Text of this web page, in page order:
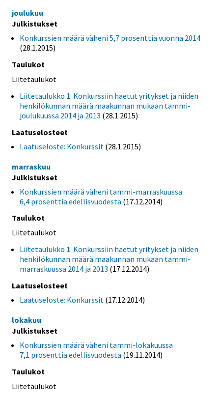
joulukuu
Julkistukset
Konkurssien määrä väheni 5,7 prosenttia vuonna 2014
(28.1.2015)
Taulukot
Liitetaulukot
Liitetaulukko 1. Konkurssiin haetut yritykset ja niiden
henkilökunnan määrä maakunnan mukaan tammi-
joulukuussa 2014 ja 2013 (28.1.2015)
Laatuselosteet
Laatuseloste: Konkurssit (28.1.2015)
marraskuu
Julkistukset
Konkurssien määrä väheni tammi-marraskuussa
6,4 prosenttia edellisvuodesta (17.12.2014)
Taulukot
Liitetaulukot
Liitetaulukko 1. Konkurssiin haetut yritykset ja niiden
henkilökunnan määrä maakunnan mukaan tammi-
marraskuussa 2014 ja 2013 (17.12.2014)
Laatuselosteet
Laatuseloste: Konkurssit (17.12.2014)
lokakuu
Julkistukset
Konkurssien määrä väheni tammi-lokakuussa
7,1 prosenttia edellisvuodesta (19.11.2014)
Taulukot
Liitetaulukot